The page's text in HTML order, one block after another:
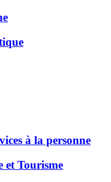
à la personne
et Tourisme